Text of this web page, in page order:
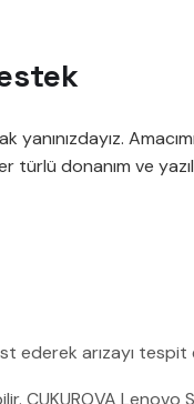
türlü donanım ve
ederek arızayı
ÇUKUROVA Lenovo